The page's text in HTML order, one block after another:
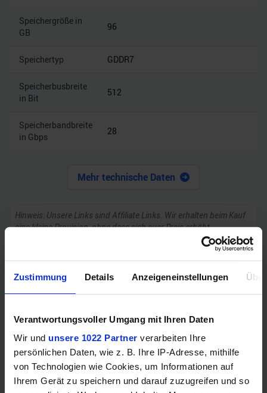
Zustimmung Details Anzeigeneinstellungen
Verantwortungsvoller Umgang mit Ihren Daten
Wir und unsere 1022 Partner verarbeiten Ihre
persönlichen Daten, wie z. B. Ihre IP-Adresse, mithilfe
von Technologien wie Cookies, um Informationen auf
Ihrem Gerät zu speichern und darauf zuzugreifen und so
Speichergröße in
GB
96
Speichertyp GDDR7
Speicherbusbreite
in Bit
512
Speicherbandbreite
in Gbps
28
Mehr technische Daten
Hinweis: Unsere Links sind Affiliate Links. Wir erhalten beim Kauf
eine kleine Provision, ohne dass sich euer Preis erhöht.
ZUM BESTPREIS
GEWINNSPIEL